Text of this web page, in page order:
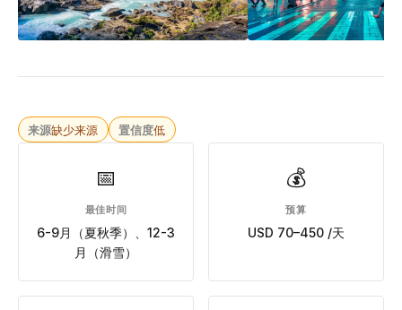
来源缺少来源 置信度低
📅
最佳时间
6-9月（夏秋季）、12-3
月（滑雪）
💰
预算
USD 70–450 /天